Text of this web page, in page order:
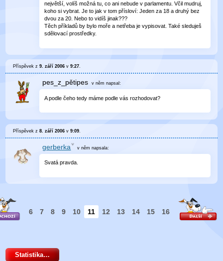
největší, volíš možná tu, co ani nebude v parlamentu. Včil mudruj,
koho si vybrat. Je to jak v tom přísloví: Jeden za 18 a druhý bez
dvou za 20. Nebo to vidíš jinak???
Těch příkladů by bylo moře a netřeba je vypisovat. Také sleduješ
sdělovací prostředky.
Příspěvek z9. září 2006 v9:27.
pes_z_pětipes v něm napsal:
A podle čeho tedy máme podle vás rozhodovat?
Příspěvek z8. září 2006 v9:09
gerberka v něm napsala:
Svatá pravda.
6 7 8 9 10 11 12 13 14 15 16
Statistika…